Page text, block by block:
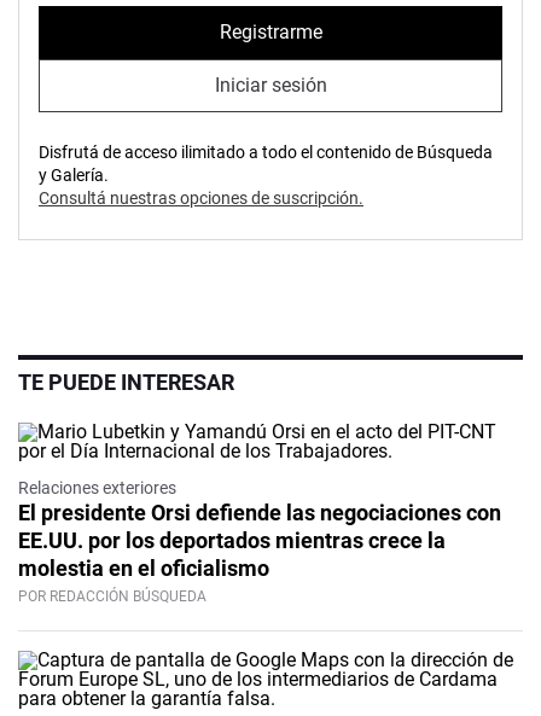
Registrarme
Iniciar sesión
Disfrutá de acceso ilimitado a todo el contenido de Búsqueda
y Galería.
Consultá nuestras opciones de suscripción.
TE PUEDE INTERESAR
Relaciones exteriores
El presidente Orsi defiende las negociaciones con
EE.UU. por los deportados mientras crece la
molestia en el oficialismo
POR REDACCIÓN BÚSQUEDA